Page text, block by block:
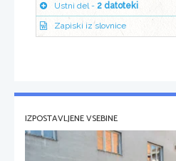
Ustni del - 2 datoteki
Zapiski iz slovnice
IZPOSTAVLJENE VSEBINE